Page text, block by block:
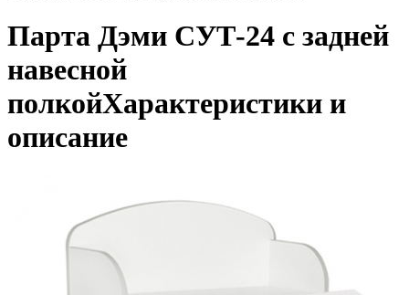
Парта Дэми СУТ-24 с задней
навесной
полкойХарактеристики и
описание